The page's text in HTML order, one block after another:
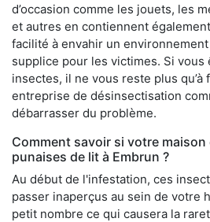
d’occasion comme les jouets, les
et autres en contiennent
facilité à envahir un
supplice pour les victimes. Si vous
insectes, il ne vous reste plus qu’à
entreprise de désinsectisation
débarrasser du problème.
Comment savoir si votre maison
punaises de lit à Embrun ?
Au début de l'infestation, ces
passer inaperçus au sein de votre
petit nombre ce qui causera la